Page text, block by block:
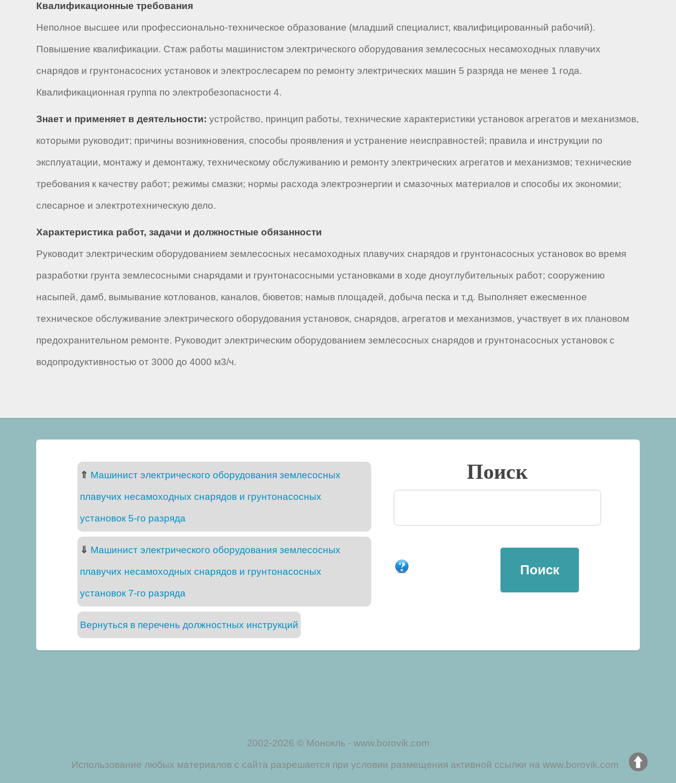
Квалификационные требования
Неполное высшее или профессионально-техническое образование (младший специалист, квалифицированный рабочий).
Повышение квалификации. Стаж работы машинистом электрического оборудования землесосных несамоходных плавучих
снарядов и грунтонасосних установок и электрослесарем по ремонту электрических машин 5 разряда не менее 1 года.
Квалификационная группа по электробезопасности 4.
Знает и применяет в деятельности: устройство, принцип работы, технические характеристики установок агрегатов и механизмов,
которыми руководит; причины возникновения, способы проявления и устранение неисправностей; правила и инструкции по
эксплуатации, монтажу и демонтажу, техническому обслуживанию и ремонту электрических агрегатов и механизмов; технические
требования к качеству работ; режимы смазки; нормы расхода электроэнергии и смазочных материалов и способы их экономии;
слесарное и электротехническую дело.
Характеристика работ, задачи и должностные обязанности
Руководит электрическим оборудованием землесосных несамоходных плавучих снарядов и грунтонасосных установок во время
разработки грунта землесосными снарядами и грунтонасосными установками в ходе дноуглубительных работ; сооружению
насыпей, дамб, вымывание котлованов, каналов, бюветов; намыв площадей, добыча песка и т.д. Выполняет ежесменное
техническое обслуживание электрического оборудования установок, снарядов, агрегатов и механизмов, участвует в их плановом
предохранительном ремонте. Руководит электрическим оборудованием землесосных снарядов и грунтонасосных установок с
водопродуктивностью от 3000 до 4000 м3/ч.
⇑ Машинист электрического оборудования землесосных
плавучих несамоходных снарядов и грунтонасосных
установок 5-го разряда
⇓ Машинист электрического оборудования землесосных
плавучих несамоходных снарядов и грунтонасосных
установок 7-го разряда
Вернуться в перечень должностных инструкций
Поиск
2002-2026 © Монокль - www.borovik.com
Использование любых материалов с сайта разрешается при условии размещения активной ссылки на www.borovik.com